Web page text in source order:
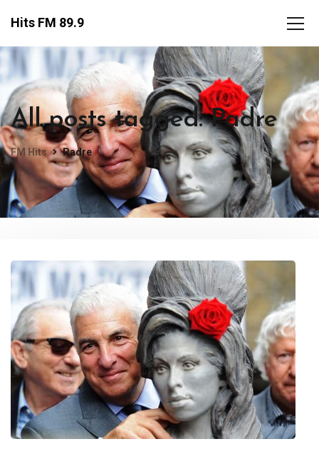
Hits FM 89.9
All posts tagged: Padre
FM Hits Padre